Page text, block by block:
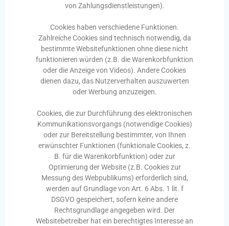
von Zahlungsdienstleistungen).
Cookies haben verschiedene Funktionen.
Zahlreiche Cookies sind technisch notwendig, da
bestimmte Websitefunktionen ohne diese nicht
funktionieren würden (z.B. die Warenkorbfunktion
oder die Anzeige von Videos). Andere Cookies
dienen dazu, das Nutzerverhalten auszuwerten
oder Werbung anzuzeigen.
Cookies, die zur Durchführung des elektronischen
Kommunikationsvorgangs (notwendige Cookies)
oder zur Bereitstellung bestimmter, von Ihnen
erwünschter Funktionen (funktionale Cookies, z.
B. für die Warenkorbfunktion) oder zur
Optimierung der Website (z.B. Cookies zur
Messung des Webpublikums) erforderlich sind,
werden auf Grundlage von Art. 6 Abs. 1 lit. f
DSGVO gespeichert, sofern keine andere
Rechtsgrundlage angegeben wird. Der
Websitebetreiber hat ein berechtigtes Interesse an